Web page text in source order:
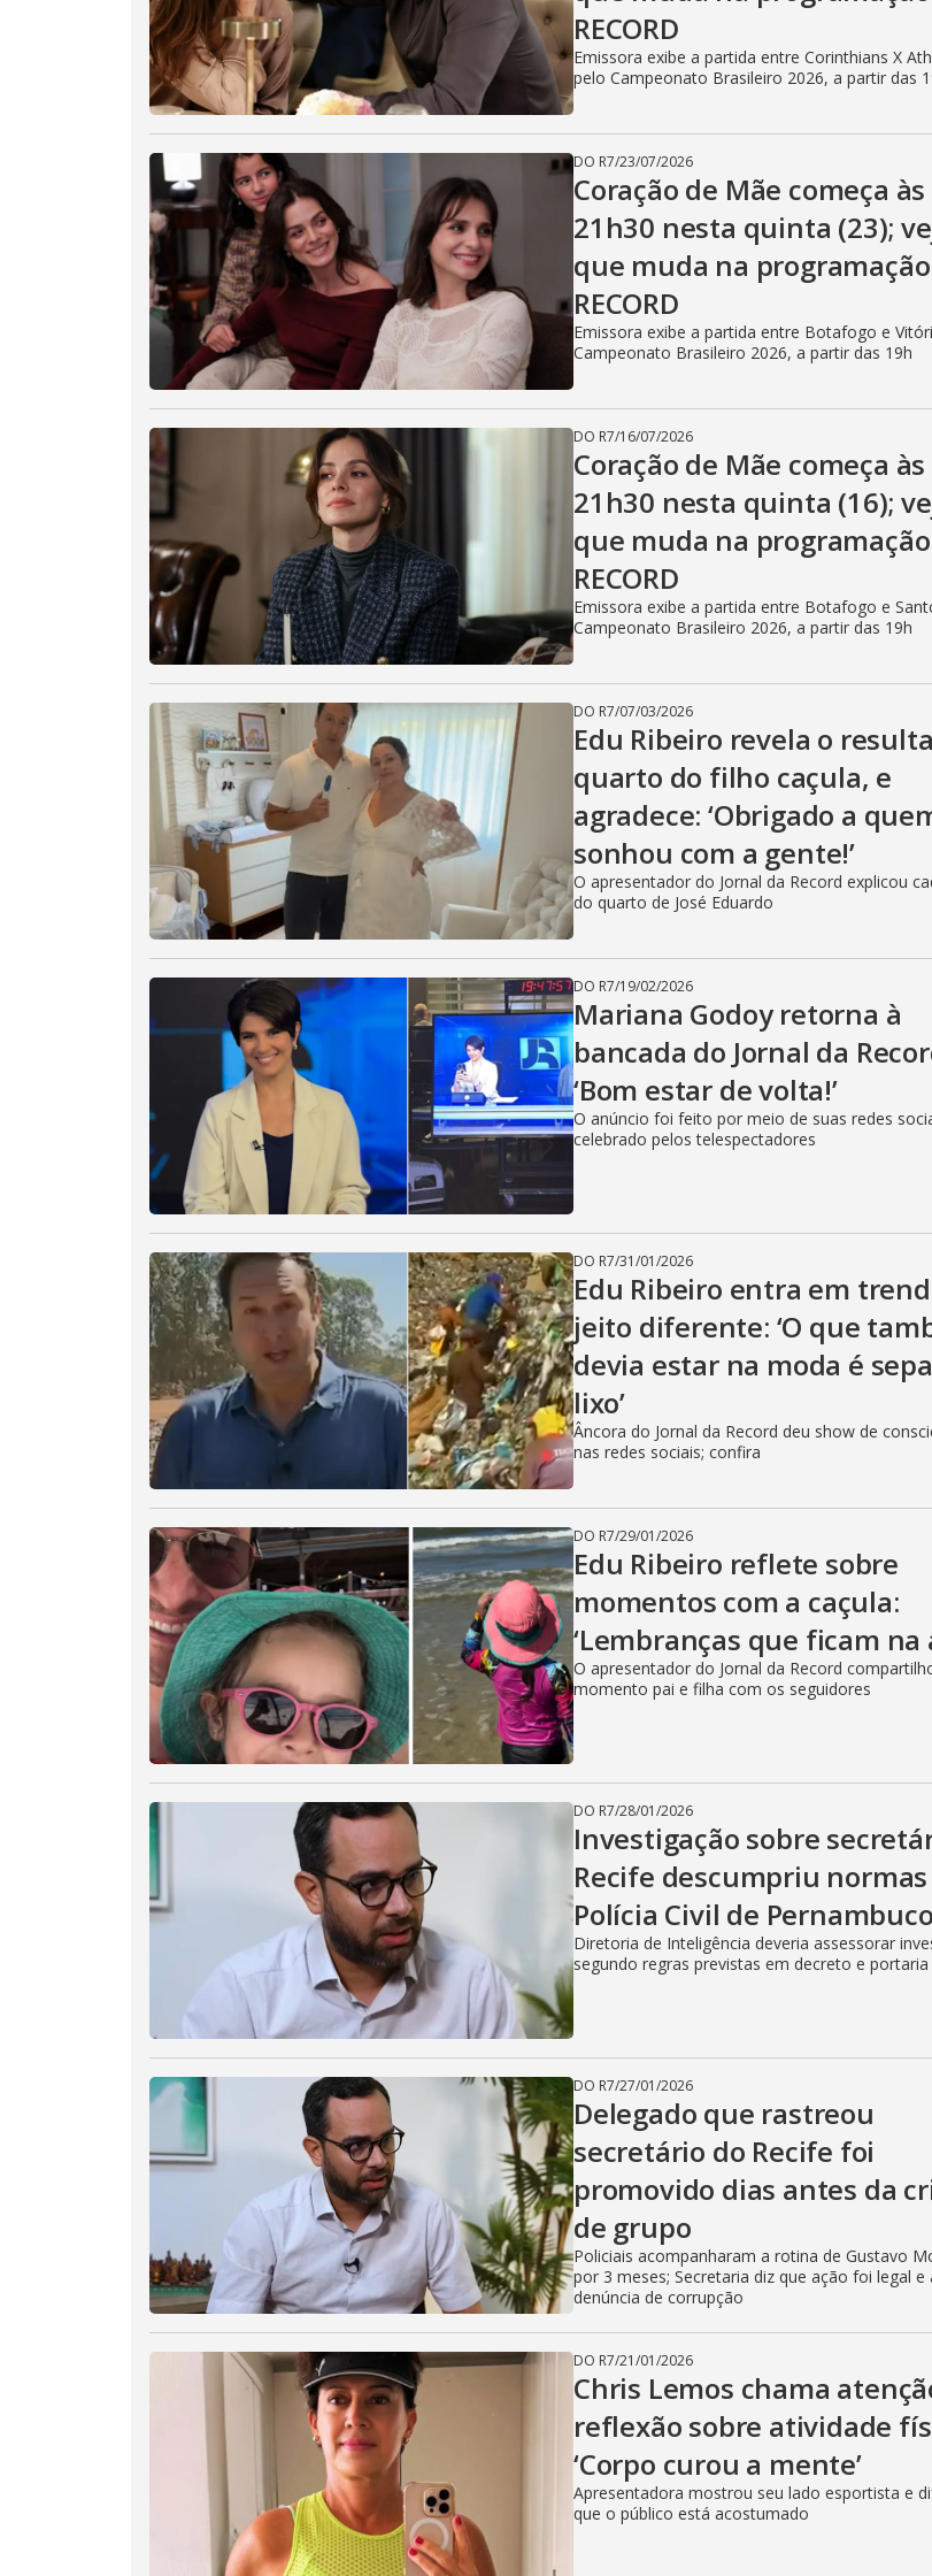
i
d
e
o
RECORD
Emissora exibe a partida entre Corinthians X
pelo Campeonato Brasileiro 2026, a partir das
DO R7/23/07/2026
Coração de Mãe começa às
21h30 nesta quinta (23);
que muda na
RECORD
Emissora exibe a partida entre Botafogo e
Campeonato Brasileiro 2026, a partir das 19h
DO R7/16/07/2026
Coração de Mãe começa às
21h30 nesta quinta (16);
que muda na
RECORD
Emissora exibe a partida entre Botafogo e
Campeonato Brasileiro 2026, a partir das 19h
DO R7/07/03/2026
Edu Ribeiro revela o
quarto do filho caçula, e
agradece: ‘Obrigado a
sonhou com a gente!’
O apresentador do Jornal da Record explicou
do quarto de José Eduardo
DO R7/19/02/2026
Mariana Godoy retorna à
bancada do Jornal da
‘Bom estar de volta!’
O anúncio foi feito por meio de suas redes
celebrado pelos telespectadores
DO R7/31/01/2026
Edu Ribeiro entra em
jeito diferente: ‘O que
devia estar na moda é
lixo’
Âncora do Jornal da Record deu show de
nas redes sociais; confira
DO R7/29/01/2026
Edu Ribeiro reflete sobre
momentos com a caçula:
‘Lembranças que ficam na
O apresentador do Jornal da Record
momento pai e filha com os seguidores
DO R7/28/01/2026
Investigação sobre
Recife descumpriu
Polícia Civil de Pernambuco
Diretoria de Inteligência deveria assessorar
segundo regras previstas em decreto e portaria
DO R7/27/01/2026
Delegado que rastreou
secretário do Recife foi
promovido dias antes da
de grupo
Policiais acompanharam a rotina de Gustavo
por 3 meses; Secretaria diz que ação foi legal e
denúncia de corrupção
DO R7/21/01/2026
Chris Lemos chama
reflexão sobre atividade
‘Corpo curou a mente’
Apresentadora mostrou seu lado esportista e
que o público está acostumado